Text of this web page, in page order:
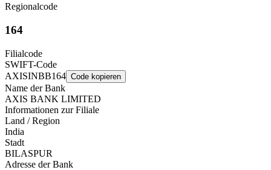
Regionalcode
164
Filialcode
SWIFT-Code
AXISINBB164 Code kopieren
Name der Bank
AXIS BANK LIMITED
Informationen zur Filiale
Land / Region
India
Stadt
BILASPUR
Adresse der Bank